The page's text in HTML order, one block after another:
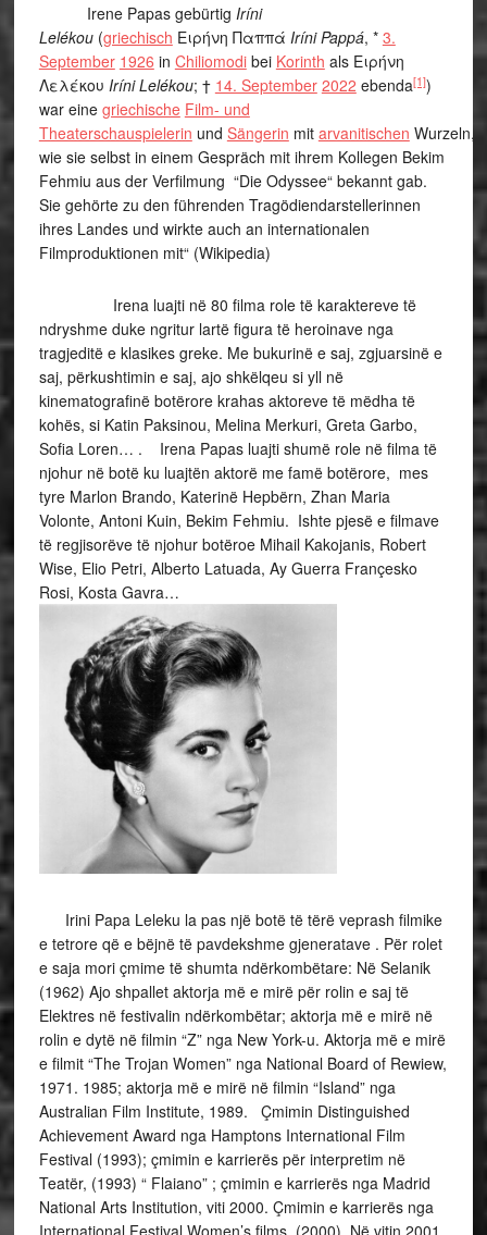
Irene Papas gebürtig Iríni
Lelékou(griechisch Ειρήνη Παππά Iríni Pappá, * 3.
September 1926 in Chiliomodibei Korinth als Ειρήνη
Λελέκου Iríni Lelékou; † 14. September 2022 ebenda[1])
war eine griechische Film- und
Theaterschauspielerin und Sängerin mit arvanitischen Wurzeln,
wie sie selbst in einem Gespräch mit ihrem Kollegen Bekim
Fehmiu aus der Verfilmung “Die Odyssee“ bekannt gab.
Sie gehörte zu den führenden Tragödiendarstellerinnen
ihres Landes und wirkte auch an internationalen
Filmproduktionen mit“ (Wikipedia)
Irena luajti në 80 filma role të karaktereve të
ndryshme duke ngritur lartë figura të heroinave nga
tragjeditë e klasikes greke. Me bukurinë e saj, zgjuarsinë e
saj, përkushtimin e saj, ajo shkëlqeu si yll në
kinematografinë botërore krahas aktoreve të mëdha të
kohës, si Katin Paksinou, Melina Merkuri, Greta Garbo,
Sofia Loren… . Irena Papas luajti shumë role në filma të
njohur në botë ku luajtën aktorë me famë botërore, mes
tyre Marlon Brando, Katerinë Hepbërn, Zhan Maria
Volonte, Antoni Kuin, Bekim Fehmiu. Ishte pjesë e filmave
të regjisorëve të njohur botëroe Mihail Kakojanis, Robert
Wise, Elio Petri, Alberto Latuada, Ay Guerra Françesko
Rosi, Kosta Gavra…
Irini Papa Leleku la pas një botë të tërë veprash filmike
e tetrore që e bëjnë të pavdekshme gjeneratave . Për rolet
e saja mori çmime të shumta ndërkombëtare: Në Selanik
(1962) Ajo shpallet aktorja më e mirë për rolin e saj të
Elektres në festivalin ndërkombëtar; aktorja më e mirë në
rolin e dytë në filmin “Z” nga New York-u. Aktorja më e mirë
e filmit “The Trojan Women” nga National Board of Rewiew,
1971. 1985; aktorja më e mirë në filmin “Island” nga
Australian Film Institute, 1989. Çmimin Distinguished
Achievement Award nga Hamptons International Film
Festival (1993); çmimin e karrierës për interpretim në
Teatër, (1993) “ Flaiano” ; çmimin e karrierës nga Madrid
National Arts Institution, viti 2000. Çmimin e karrierës nga